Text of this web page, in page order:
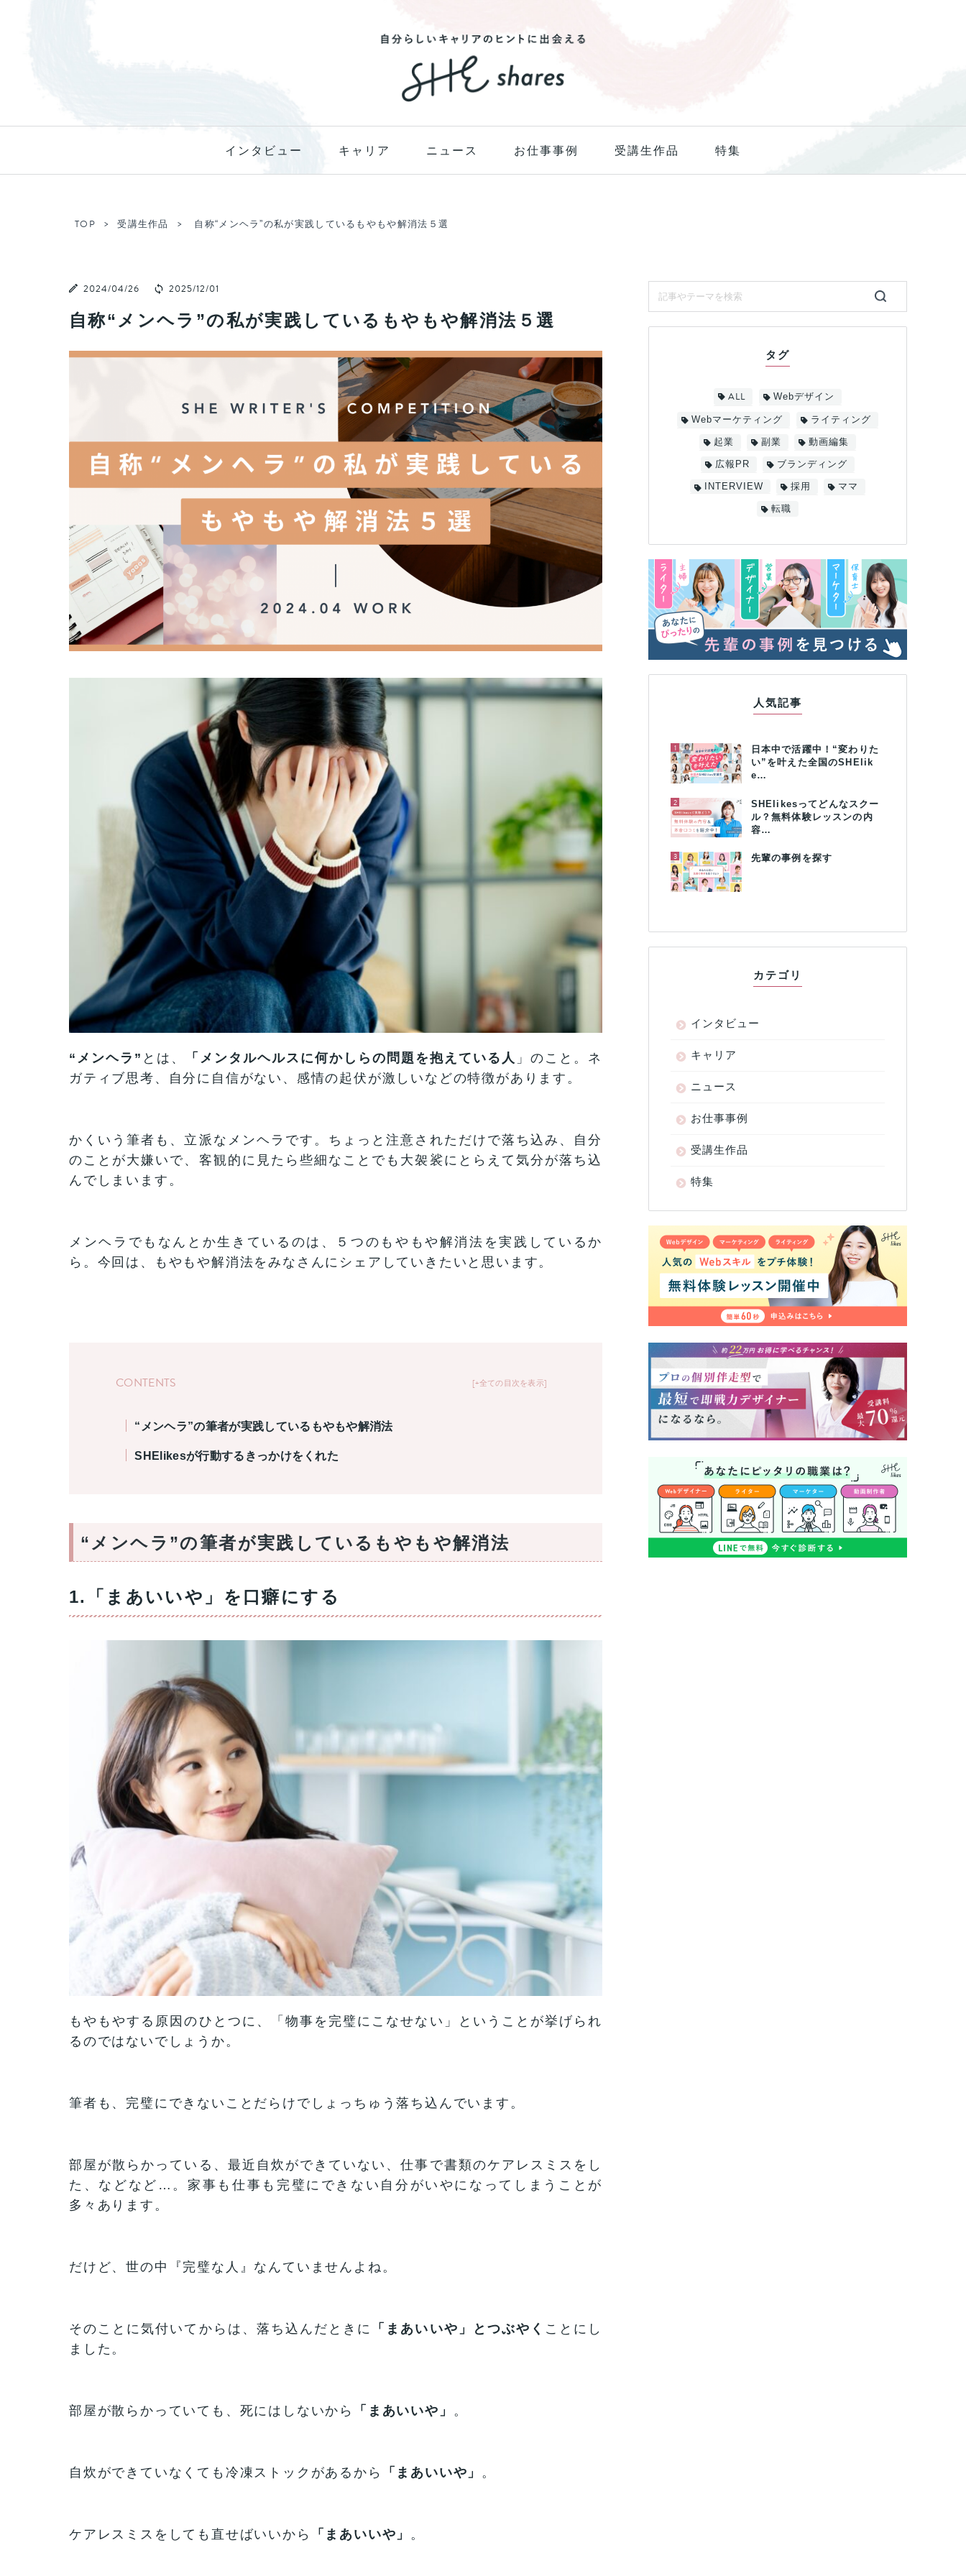
インタビュー キャリア ニュース お仕事事例 受講生作品 特集
TOP 受講生作品 自称“メンヘラ”の私が実践しているもやもや解消法５選
2024/04/26 2025/12/01
自称“メンヘラ”の私が実践しているもやもや解消法５選
“メンヘラ” とは、 「メンタルヘルスに何かしらの問題を抱えている人 」のこと。ネ
ガティブ思考、自分に自信がない、感情の起伏が激しいなどの特徴があります。
かくいう筆者も、立派なメンヘラです。ちょっと注意されただけで落ち込み、自分
のことが大嫌いで、客観的に見たら些細なことでも大袈裟にとらえて気分が落ち込
んでしまいます。
メンヘラでもなんとか生きているのは、５つのもやもや解消法を実践しているか
ら。今回は、もやもや解消法をみなさんにシェアしていきたいと思います。
+全ての目次を表示
CONTENTS
“メンヘラ”の筆者が実践しているもやもや解消法
SHElikesが行動するきっかけをくれた
“メンヘラ”の筆者が実践しているもやもや解消法
1.「まあいいや」を口癖にする
もやもやする原因のひとつに、「物事を完璧にこなせない」ということが挙げられ
るのではないでしょうか。
筆者も、完璧にできないことだらけでしょっちゅう落ち込んでいます。
部屋が散らかっている、最近自炊ができていない、仕事で書類のケアレスミスをし
た、などなど…。家事も仕事も完璧にできない自分がいやになってしまうことが
多々あります。
だけど、世の中『完璧な人』なんていませんよね。
そのことに気付いてからは、落ち込んだときに 「まあいいや」とつぶやく ことにし
ました。
部屋が散らかっていても、死にはしないから 「まあいいや」 。
自炊ができていなくても冷凍ストックがあるから 「まあいいや」 。
ケアレスミスをしても直せばいいから 「まあいいや」 。
タグ
ALL Webデザイン
Webマーケティング ライティング
起業 副業 動画編集
広報PR ブランディング
INTERVIEW 採用 ママ
転職
人気記事
1
日本中で活躍中！“変わりた
い”を叶えた全国のSHElik
e…
2
SHElikesってどんなスクー
ル？無料体験レッスンの内
容…
3 先輩の事例を探す
カテゴリ
インタビュー
キャリア
ニュース
お仕事事例
受講生作品
特集